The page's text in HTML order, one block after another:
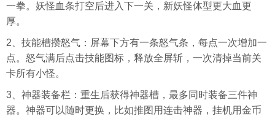
一拳。妖怪血条打空后进入下一关，新妖怪体型更大血更
厚。
2、技能槽攒怒气：屏幕下方有一条怒气条，每点一次增加一
点。怒气满后点击技能图标，释放全屏斩，一次清掉当前关
卡所有小怪。
3、神器装备栏：重生后获得神器槽，最多同时装备三件神
器。神器可以随时更换，比如推图用连击神器，挂机用金币